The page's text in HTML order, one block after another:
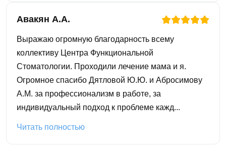
Авакян А.А.
Выражаю огромную благодарность всему
коллективу Центра Функциональной
Стоматологии. Проходили лечение мама и я.
Огромное спасибо Дятловой Ю.Ю. и Абросимову
А.М. за профессионализм в работе, за
индивидуальный подход к проблеме кажд...
Читать полностью